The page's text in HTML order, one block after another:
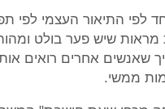
לפי התיאור העצמי לפי
שיש פער בולט
שאנשים אחרים רואים
ממשי.